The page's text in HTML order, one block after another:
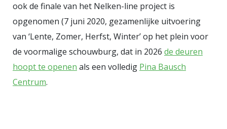
ook de finale van het Nelken-line project is
opgenomen (7 juni 2020, gezamenlijke uitvoering
van ‘Lente, Zomer, Herfst, Winter’ op het plein voor
de voormalige schouwburg, dat in 2026 de deuren
hoopt te openen als een volledig Pina Bausch
Centrum.